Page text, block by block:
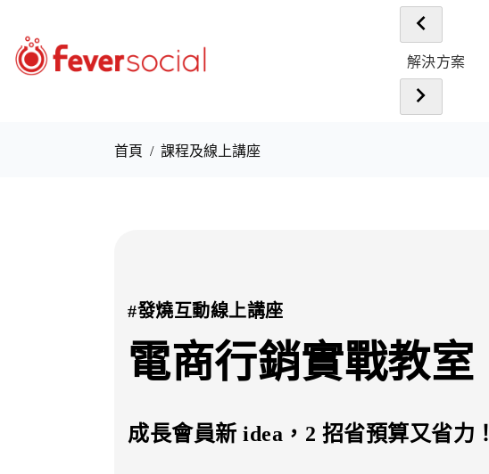
解決方案
首頁 / 課程及線上講座
#發燒互動線上講座
電商行銷實戰教室
成長會員新 idea， 2 招省預算又省力！